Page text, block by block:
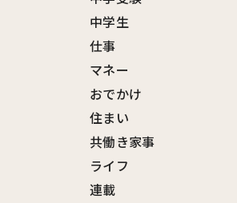
中学生
仕事
マネー
おでかけ
住まい
共働き家事
ライフ
連載